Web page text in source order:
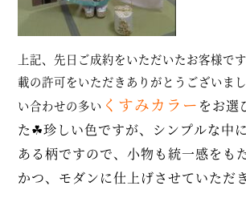
上記、先日ご成約をいただいたお客様で
載の許可をいただきありがとうございま
い合わせの多い くすみカラー をお選
た☘珍しい色ですが、シンプルな中
ある柄ですので、小物も統一感をも
かつ、モダンに仕上げさせていただ